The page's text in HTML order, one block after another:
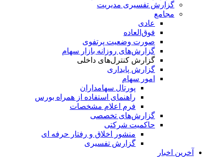
گزارش تفسیری مدیریت
مجامع
عادی
فوق‌العاده
صورت وضعیت پرتفوی
گزارش‌های روزانه بازار سهام
گزارش کنترل‌های داخلی
گزارش پایداری
امور سهام
پورتال سهامداران
راهنمای استفاده از همراه بورس
فرم اعلام مشخصات
گزارش‌های تخصصی
حاکمیت شرکتی
منشور اخلاق و رفتار حرفه­ ای
گزارش تفسیری
آخرین اخبار